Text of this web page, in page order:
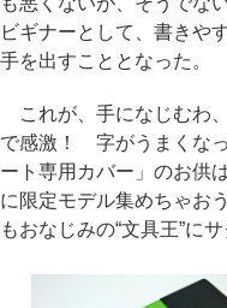
ビギナーとして、書きや
手を出すこととなった。
これが、手になじむわ
で感激！ 字がうまくな
ート専用カバー」のお供
に限定モデル集めちゃお
もおなじみの“文具王”に